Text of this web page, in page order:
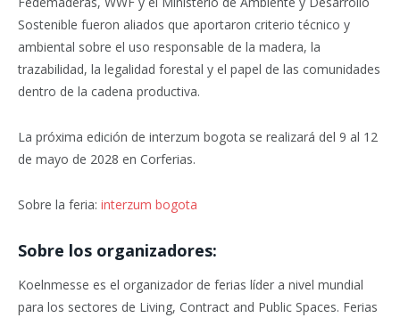
Sostenible fueron aliados que aportaron criterio técnico y
ambiental sobre el uso responsable de la madera, la
trazabilidad, la legalidad forestal y el papel de las comunidades
dentro de la cadena productiva.
La próxima edición de interzum bogota se realizará del 9 al 12
de mayo de 2028 en Corferias.
Sobre la feria: interzum bogota
Sobre los organizadores:
Koelnmesse es el organizador de ferias líder a nivel mundial
para los sectores de Living, Contract and Public Spaces. Ferias